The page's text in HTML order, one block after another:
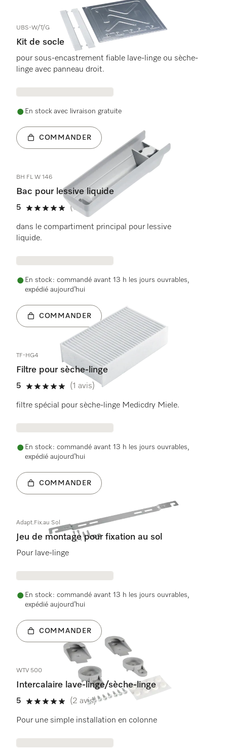
UBS-W/T/G
Kit de socle
pour sous-encastrement fiable lave-linge ou sèche-
linge avec panneau droit.
En stock avec livraison gratuite
COMMANDER
BH FL W 146
Bac pour lessive liquide
5
5 étoiles de 5
(1 avis)
dans le compartiment principal pour lessive
liquide.
En stock : commandé avant 13 h les jours ouvrables,
expédié aujourd’hui
COMMANDER
TF-HG4
Filtre pour sèche-linge
5
5 étoiles de 5
(1 avis)
filtre spécial pour sèche-linge Medicdry Miele.
En stock : commandé avant 13 h les jours ouvrables,
expédié aujourd’hui
COMMANDER
Adapt.Fix.au Sol
Jeu de montage pour fixation au sol
Pour lave-linge
En stock : commandé avant 13 h les jours ouvrables,
expédié aujourd’hui
COMMANDER
WTV 500
Intercalaire lave-linge/sèche-linge
5
5 étoiles de 5
(2 avis)
Pour une simple installation en colonne